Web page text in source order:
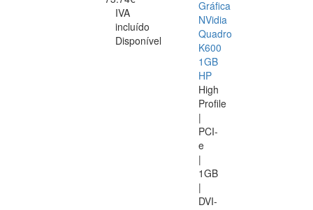
IVA
incluído
Disponível
Gráfica
NVidia
Quadro
K600
1GB
HP
High
Profile
|
PCI-
e
|
1GB
|
DVI-